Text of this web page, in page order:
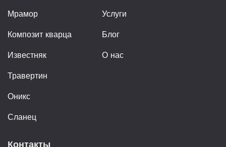
Мрамор
Композит кварца
Известняк
Травертин
Оникс
Сланец
Услуги
Блог
О нас
Контакты